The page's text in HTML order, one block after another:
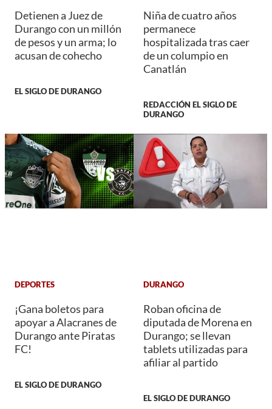
Detienen a Juez de
Durango con un millón
de pesos y un arma; lo
acusan de cohecho
EL SIGLO DE DURANGO
Niña de cuatro años
permanece
hospitalizada tras caer
de un columpio en
Canatlán
REDACCIÓN EL SIGLO DE
DURANGO
DEPORTES
¡Gana boletos para
apoyar a Alacranes de
Durango ante Piratas
FC!
EL SIGLO DE DURANGO
DURANGO
Roban oficina de
diputada de Morena en
Durango; se llevan
tablets utilizadas para
afiliar al partido
EL SIGLO DE DURANGO